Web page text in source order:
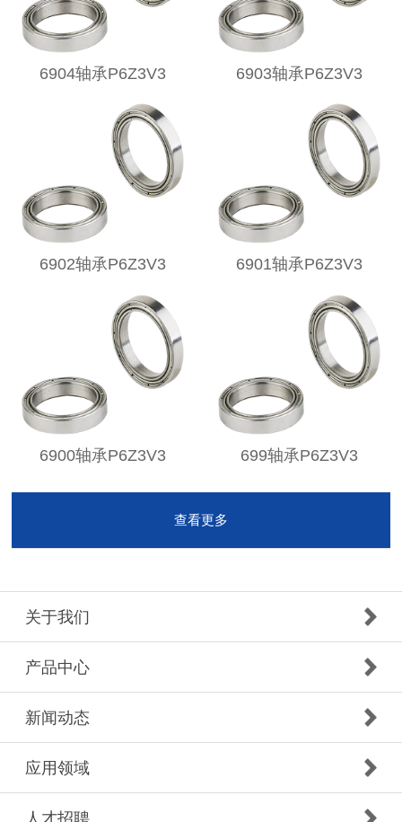
6904轴承P6Z3V3 6903轴承P6Z3V3
6902轴承P6Z3V3 6901轴承P6Z3V3
6900轴承P6Z3V3 699轴承P6Z3V3
查看更多
关于我们
产品中心
新闻动态
应用领域
人才招聘